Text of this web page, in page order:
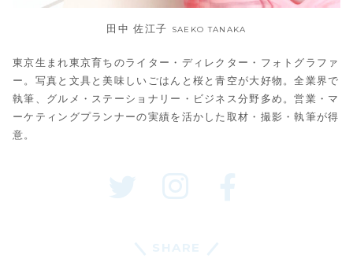
田中 佐江子 SAEKO TANAKA
東京生まれ東京育ちのライター・ディレクター・フォトグラファ
ー。写真と文具と美味しいごはんと桜と青空が大好物。全業界で
執筆、グルメ・ステーショナリー・ビジネス分野多め。営業・マ
ーケティングプランナーの実績を活かした取材・撮影・執筆が得
意。